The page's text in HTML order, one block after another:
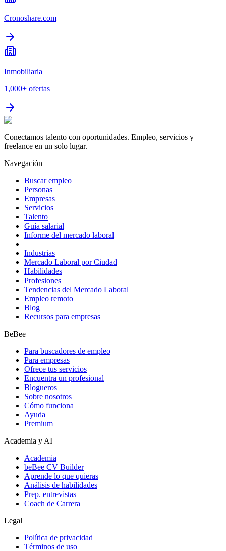
Cronoshare.com
Inmobiliaria
1,000+ ofertas
Conectamos talento con oportunidades. Empleo, servicios y
freelance en un solo lugar.
Navegación
Buscar empleo
Personas
Empresas
Servicios
Talento
Guía salarial
Informe del mercado laboral
Industrias
Mercado Laboral por Ciudad
Habilidades
Profesiones
Tendencias del Mercado Laboral
Empleo remoto
Blog
Recursos para empresas
BeBee
Para buscadores de empleo
Para empresas
Ofrece tus servicios
Encuentra un profesional
Blogueros
Sobre nosotros
Cómo funciona
Ayuda
Premium
Academia y AI
Academia
beBee CV Builder
Aprende lo que quieras
Análisis de habilidades
Prep. entrevistas
Coach de Carrera
Legal
Política de privacidad
Términos de uso